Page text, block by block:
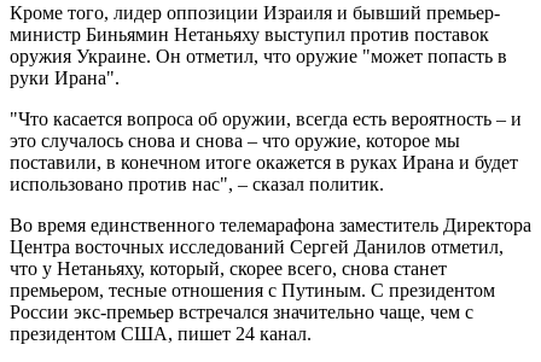
Кроме того, лидер оппозиции Израиля и бывший премьер-
министр Биньямин Нетаньяху выступил против поставок
оружия Украине. Он отметил, что оружие "может попасть в
руки Ирана".
"Что касается вопроса об оружии, всегда есть вероятность – и
это случалось снова и снова – что оружие, которое мы
поставили, в конечном итоге окажется в руках Ирана и будет
использовано против нас", – сказал политик.
Во время единственного телемарафона заместитель Директора
Центра восточных исследований Сергей Данилов отметил,
что у Нетаньяху, который, скорее всего, снова станет
премьером, тесные отношения с Путиным. С президентом
России экс-премьер встречался значительно чаще, чем с
президентом США, пишет 24 канал.